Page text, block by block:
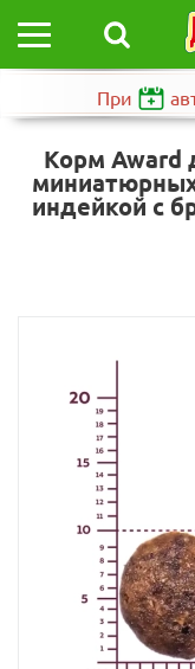
При
Корм Award
индейкой с